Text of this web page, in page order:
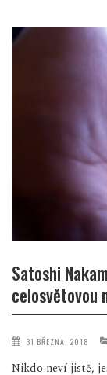
Satoshi
celosvětovou
31 BŘEZNA, 2018
Nikdo neví jistě,